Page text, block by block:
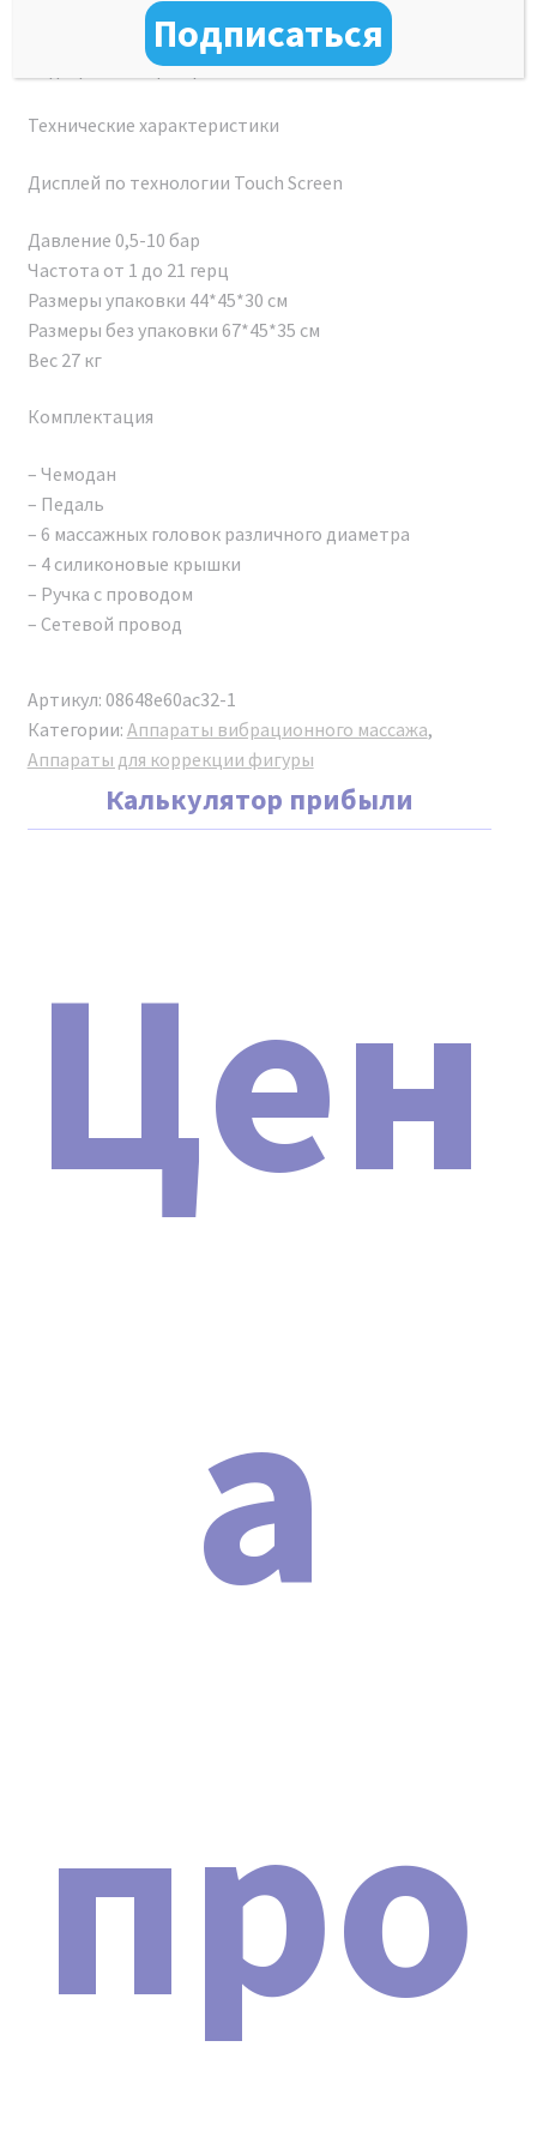
Сертификат о допуске
ДОКУМЕНТЫ
При покупке аппарата Аппарат ударно-волновой
документы в двух форматах: электронную копию и
того, часть сопроводительных документов будет
доступна для скачивания. Список документов:
Договор поставки и гарантийного
технического обслуживания
косметологической техники.
Сертификат соответствия (РСТ).
Декларация о соответствии и протоколы
испытания (EAC).
Сертификат подлинности аппарата Аппарат
ударно-волновой терапии SHOCK WAVE PRO
проверять их на оригинальность, вы можете
почитать в нашей статье:НАЖМИТЕ ДЛЯ ПРОСМОТРА
ПОЧЕМУ МЫ
Гарантия лучшей цены.
ОПИСАНИЕ
Внимание! Остерегайтесь
подделок!
компактности и удобства в использовании, этот
аппарат станет незаменимым инструментом в любом
медицинском центре.
Технические характеристики
Дисплей по технологии Touch Screen
Давление 0,5-10 бар
Частота от 1 до 21 герц
Размеры упаковки 44*45*30 см
Размеры без упаковки 67*45*35 см
Вес 27 кг
Комплектация
– Чемодан
– Педаль
– 6 массажных головок различного диаметра
– 4 силиконовые крышки
– Ручка с проводом
– Сетевой провод
Артикул: 08648e60ac32-1
Категории: Аппараты вибрационного массажа,
Аппараты для коррекции фигуры
Калькулятор прибыли
Цен
а
про
Подписаться